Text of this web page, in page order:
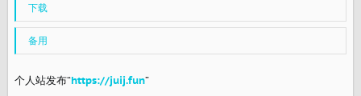
《都市 天际线 2》 - Creator Pack Dragon Gate 创作者包 龙腾
《都市 天际线 2》 - Jade Road Radio 翡翠之路电台
《都市 天际线 2》 - Atmospheric Piano Channel 大气钢琴频
下载
备用
个人站发布“https://juij.fun”